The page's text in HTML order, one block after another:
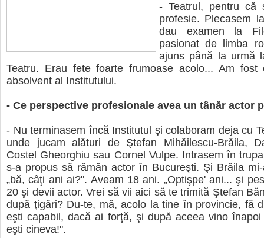
- Teatrul, pentru că
profesie. Plecasem
dau examen la
pasionat de limba
ajuns până la urmă
Teatru. Erau fete foarte frumoase acolo... Am fost
absolvent al Institutului.
- Ce perspective profesionale avea un tânăr actor
- Nu terminasem încă Institutul şi colaboram deja cu
unde jucam alături de Ştefan Mihăilescu-Brăila,
Costel Gheorghiu sau Cornel Vulpe. Intrasem în
s-a propus să rămân actor în Bucureşti. Şi Brăila
„bă, câţi ani ai?". Aveam 18 ani. „Optişpe' ani... şi
20 şi devii actor. Vrei să vii aici să te trimită Ştefan
după ţigări? Du-te, mă, acolo la tine în provincie, fă
eşti capabil, dacă ai forţă, şi după aceea vino
eşti cineva!".